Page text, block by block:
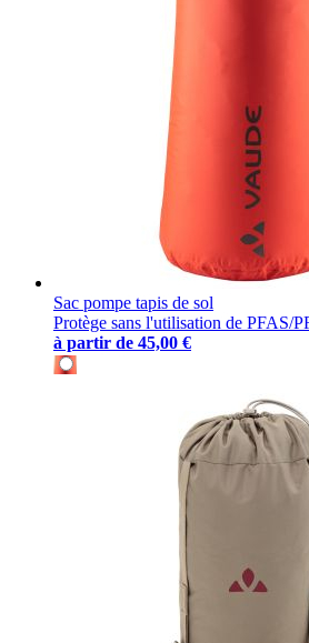
Sac pompe tapis de sol
Protège sans l'utilisation de PFAS/
à partir de 45,00 €